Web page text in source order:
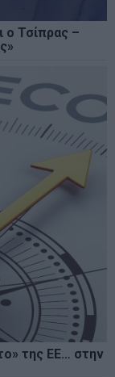
ο Τσίπρας –
της ΕΕ… στην